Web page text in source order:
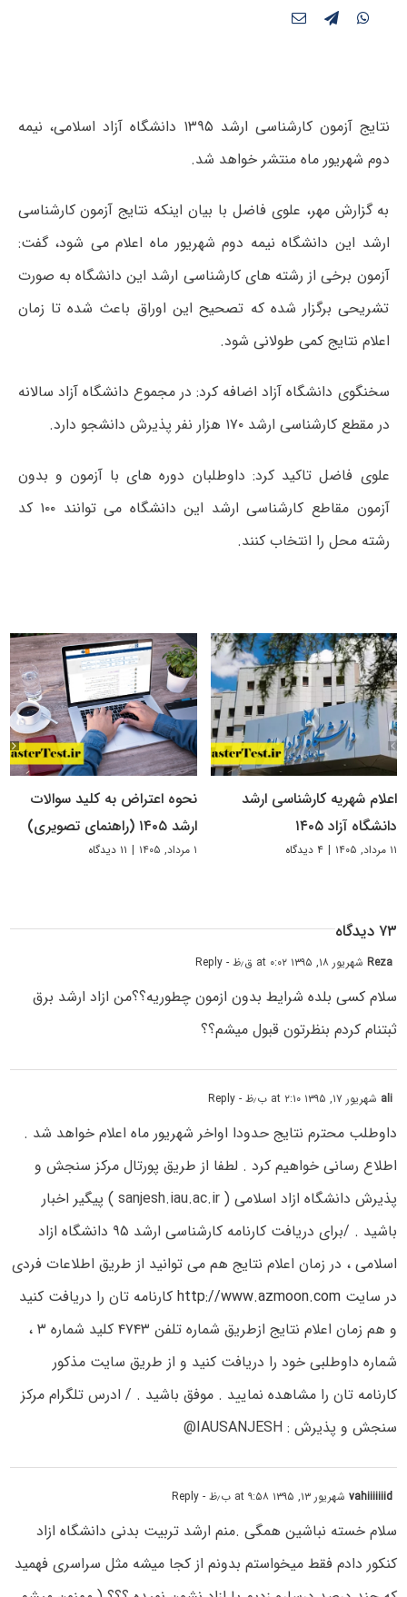
نتایج آزمون کارشناسی ارشد ۱۳۹۵ دانشگاه آزاد اسلامی، نیمه
دوم شهریور ماه منتشر خواهد شد.
به گزارش مهر، علوی فاضل با بیان اینکه نتایج آزمون کارشناسی
ارشد این دانشگاه نیمه دوم شهریور ماه اعلام می شود، گفت:
آزمون برخی از رشته های کارشناسی ارشد این دانشگاه به صورت
تشریحی برگزار شده که تصحیح این اوراق باعث شده تا زمان
اعلام نتایج کمی طولانی شود.
سخنگوی دانشگاه آزاد اضافه کرد: در مجموع دانشگاه آزاد سالانه
در مقطع کارشناسی ارشد ۱۷۰ هزار نفر پذیرش دانشجو دارد.
علوی فاضل تاکید کرد: داوطلبان دوره های با آزمون و بدون
آزمون مقاطع کارشناسی ارشد این دانشگاه می توانند ۱۰۰ کد
رشته محل را انتخاب کنند.
اعلام شهریه کارشناسی ارشد
دانشگاه آزاد ۱۴۰۵
۱۱ مرداد, ۱۴۰۵ | ۴ دیدگاه
نحوه اعتراض به کلید سوالات
ارشد ۱۴۰۵ (راهنمای تصویری)
۱ مرداد, ۱۴۰۵ | ۱۱ دیدگاه
۷۳ دیدگاه
Rezaشهریور ۱۸, ۱۳۹۵ at ۰:۰۲ ق٫ظ - Reply
سلام کسی بلده شرایط بدون ازمون چطوریه؟؟من ازاد ارشد برق
ثبتنام کردم بنظرتون قبول میشم؟؟
ali شهریور ۱۷, ۱۳۹۵ at ۲:۱۰ ب٫ظ - Reply
داوطلب محترم نتایج حدودا اواخر شهریور ماه اعلام خواهد شد .
اطلاع رسانی خواهیم کرد . لطفا از طریق پورتال مرکز سنجش و
پذیرش دانشگاه ازاد اسلامی ( sanjesh.iau.ac.ir ) پیگیر اخبار
باشید . /برای دریافت کارنامه کارشناسی ارشد ۹۵ دانشگاه ازاد
اسلامی ، در زمان اعلام نتایج هم می توانید از طریق اطلاعات فردی
در سایت http://www.azmoon.comکارنامه تان را دریافت کنید
و هم زمان اعلام نتایج ازطریق شماره تلفن ۴۷۴۳ کلید شماره ۳ ،
شماره داوطلبی خود را دریافت کنید و از طریق سایت مذکور
کارنامه تان را مشاهده نمایید . موفق باشید . / ادرس تلگرام مرکز
سنجش و پذیرش : IAUSANJESH@
vahiiiiiiidشهریور ۱۳, ۱۳۹۵ at ۹:۵۸ ب٫ظ - Reply
سلام خسته نباشین همگی .منم ارشد تربیت بدنی دانشگاه ازاد
کنکور دادم فقط میخواستم بدونم از کجا میشه مثل سراسری فهمید